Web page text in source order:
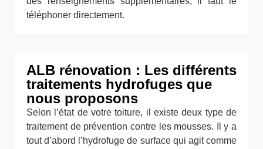
téléphoner directement.
ALB rénovation : Les différents
traitements hydrofuges que
nous proposons
Selon l’état de votre toiture, il existe deux type de
traitement de prévention contre les mousses. Il y a
tout d’abord l’hydrofuge de surface qui agit comme